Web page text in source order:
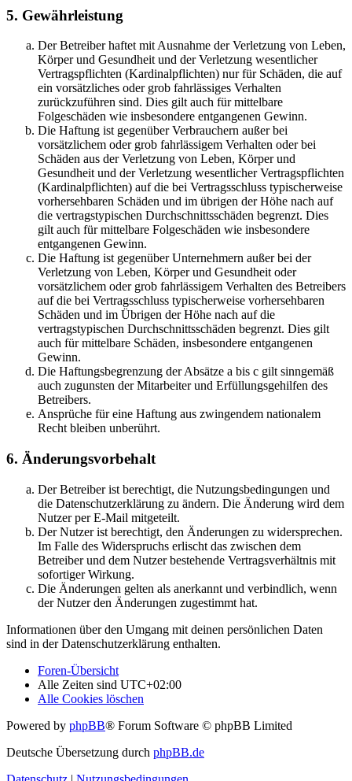
5. Gewährleistung
Der Betreiber haftet mit Ausnahme der Verletzung von Leben,
Körper und Gesundheit und der Verletzung wesentlicher
Vertragspflichten (Kardinalpflichten) nur für Schäden, die auf
ein vorsätzliches oder grob fahrlässiges Verhalten
zurückzuführen sind. Dies gilt auch für mittelbare
Folgeschäden wie insbesondere entgangenen Gewinn.
Die Haftung ist gegenüber Verbrauchern außer bei
vorsätzlichem oder grob fahrlässigem Verhalten oder bei
Schäden aus der Verletzung von Leben, Körper und
Gesundheit und der Verletzung wesentlicher Vertragspflichten
(Kardinalpflichten) auf die bei Vertragsschluss typischerweise
vorhersehbaren Schäden und im übrigen der Höhe nach auf
die vertragstypischen Durchschnittsschäden begrenzt. Dies
gilt auch für mittelbare Folgeschäden wie insbesondere
entgangenen Gewinn.
Die Haftung ist gegenüber Unternehmern außer bei der
Verletzung von Leben, Körper und Gesundheit oder
vorsätzlichem oder grob fahrlässigem Verhalten des Betreibers
auf die bei Vertragsschluss typischerweise vorhersehbaren
Schäden und im Übrigen der Höhe nach auf die
vertragstypischen Durchschnittsschäden begrenzt. Dies gilt
auch für mittelbare Schäden, insbesondere entgangenen
Gewinn.
Die Haftungsbegrenzung der Absätze a bis c gilt sinngemäß
auch zugunsten der Mitarbeiter und Erfüllungsgehilfen des
Betreibers.
Ansprüche für eine Haftung aus zwingendem nationalem
Recht bleiben unberührt.
6. Änderungsvorbehalt
Der Betreiber ist berechtigt, die Nutzungsbedingungen und
die Datenschutzerklärung zu ändern. Die Änderung wird dem
Nutzer per E-Mail mitgeteilt.
Der Nutzer ist berechtigt, den Änderungen zu widersprechen.
Im Falle des Widerspruchs erlischt das zwischen dem
Betreiber und dem Nutzer bestehende Vertragsverhältnis mit
sofortiger Wirkung.
Die Änderungen gelten als anerkannt und verbindlich, wenn
der Nutzer den Änderungen zugestimmt hat.
Informationen über den Umgang mit deinen persönlichen Daten
sind in der Datenschutzerklärung enthalten.
Foren-Übersicht
Alle Zeiten sind UTC+02:00
Alle Cookies löschen
Powered by phpBB® Forum Software © phpBB Limited
Deutsche Übersetzung durch phpBB.de